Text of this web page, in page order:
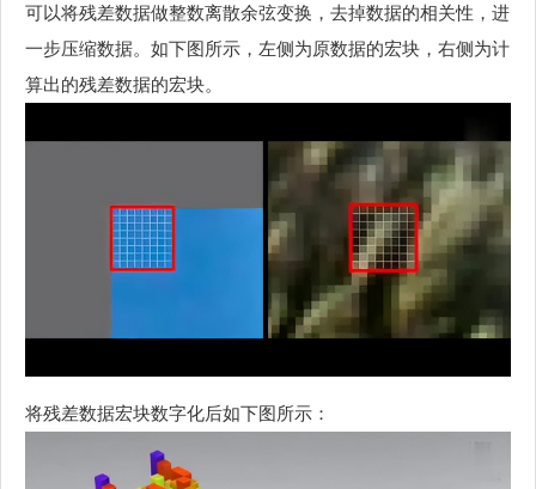
可以将残差数据做整数离散余弦变换，去掉数据的相关性，进
一步压缩数据。如下图所示，左侧为原数据的宏块，右侧为计
算出的残差数据的宏块。
将残差数据宏块数字化后如下图所示：